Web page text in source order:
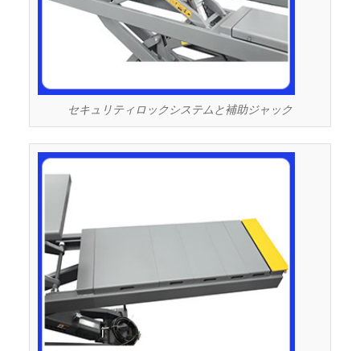
セキュリティロックシステムと補助ジャック